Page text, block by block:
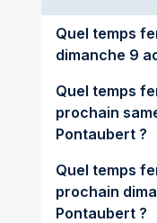
Quel temps
Quel temps
prochain samedi 15 aout à
Pontaubert ?
Quel temps
prochain dimanche 16 aout à
Pontaubert ?